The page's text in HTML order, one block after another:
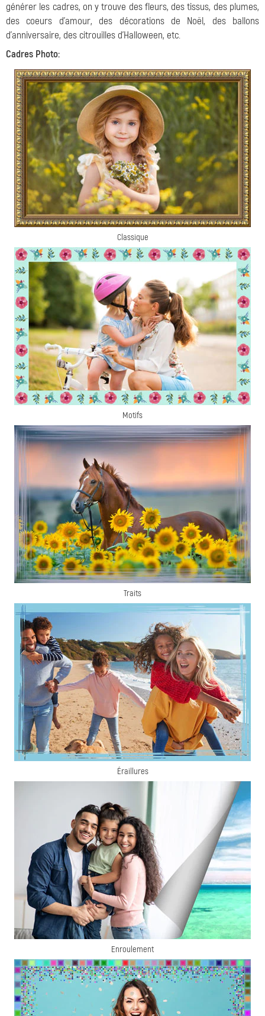
générer les cadres, on y trouve des fleurs, des tissus, des plumes,
des coeurs d'amour, des décorations de Noël, des ballons
d'anniversaire, des citrouilles d'Halloween, etc.
Cadres Photo:
Classique
Motifs
Traits
Éraillures
Enroulement